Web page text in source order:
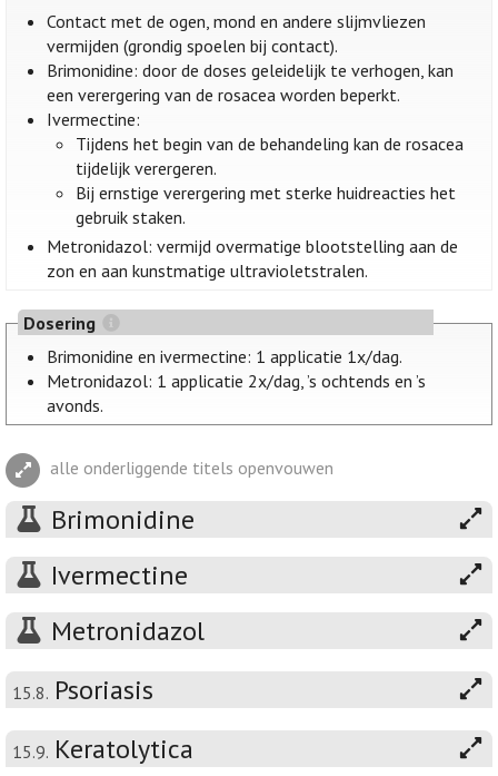
Contact met de ogen, mond en andere slijmvliezen
vermijden (grondig spoelen bij contact).
Brimonidine: door de doses geleidelijk te verhogen, kan
een verergering van de rosacea worden beperkt.
Ivermectine:
Tijdens het begin van de behandeling kan de rosacea
tijdelijk verergeren.
Bij ernstige verergering met sterke huidreacties het
gebruik staken.
Metronidazol: vermijd overmatige blootstelling aan de
zon en aan kunstmatige ultravioletstralen.
Dosering
Brimonidine en ivermectine: 1 applicatie 1x/dag.
Metronidazol: 1 applicatie 2x/dag, ’s ochtends en ’s
avonds.
alle onderliggende titels openvouwen
Brimonidine
Ivermectine
Metronidazol
15.8. Psoriasis
15.9. Keratolytica